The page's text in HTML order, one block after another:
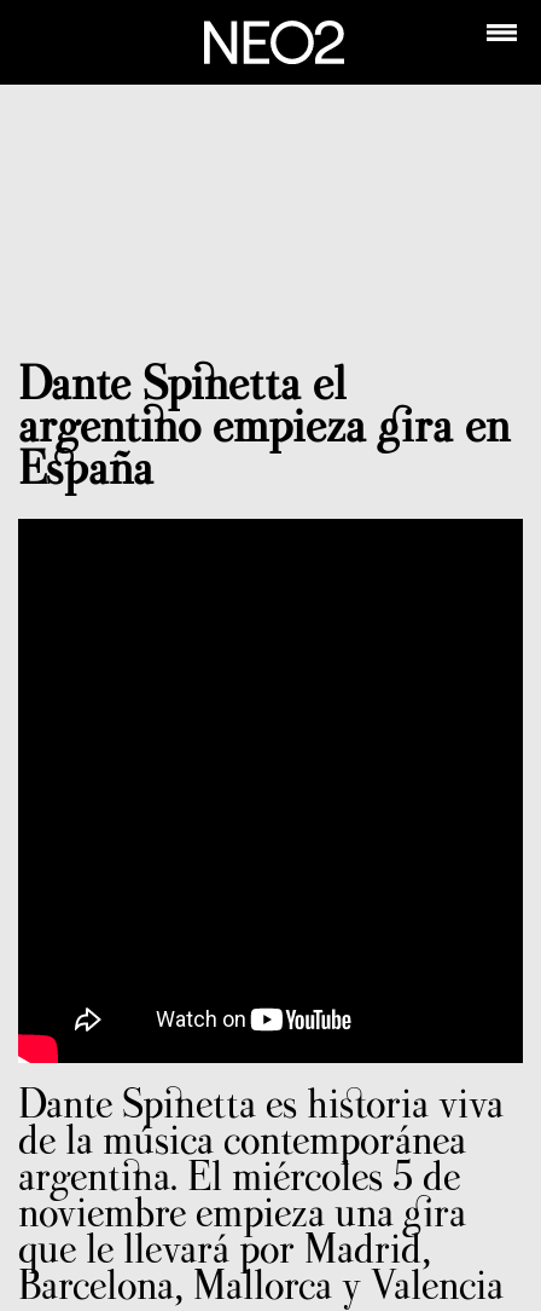
Dante Spinetta el
argentino empieza gira en
España
Dante Spinetta es historia viva
de la música contemporánea
argentina. El miércoles 5 de
noviembre empieza una gira
que le llevará por Madrid,
Barcelona, Mallorca y Valencia